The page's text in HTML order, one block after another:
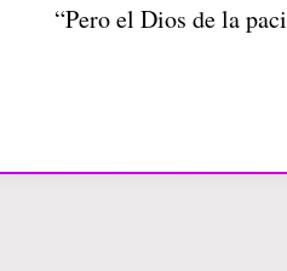
“Pero el Dios de la